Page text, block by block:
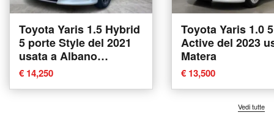
Toyota Yaris 1.5 Hybrid
5 porte Style del 2021
usata a Albano
Vercellese
€ 14,250
Toyota Yaris 1.0
Active del 2023
Matera
€ 13,500
Vedi tutte